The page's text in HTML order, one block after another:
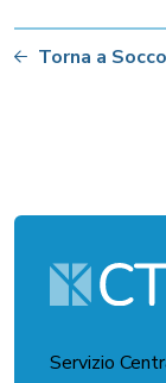
Torna a
Servizio